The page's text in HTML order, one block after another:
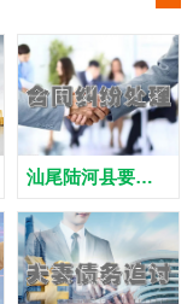
汕尾陆河县要账公司